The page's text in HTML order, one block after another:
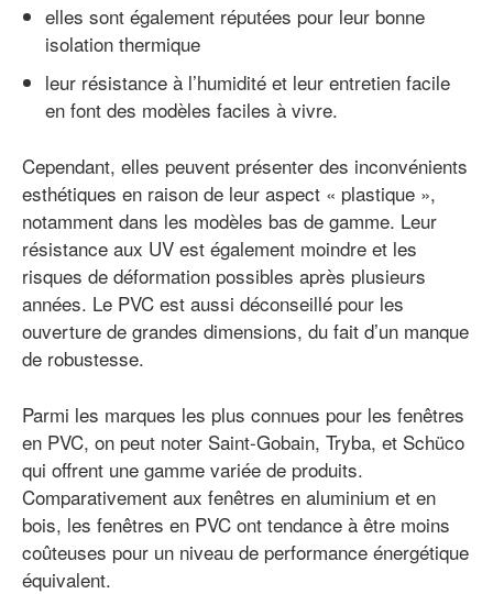
elles sont également réputées pour leur bonne
isolation thermique
leur résistance à l’humidité et leur entretien facile
en font des modèles faciles à vivre.
Cependant, elles peuvent présenter des inconvénients
esthétiques en raison de leur aspect « plastique »,
notamment dans les modèles bas de gamme. Leur
résistance aux UV est également moindre et les
risques de déformation possibles après plusieurs
années. Le PVC est aussi déconseillé pour les
ouverture de grandes dimensions, du fait d’un manque
de robustesse.
Parmi les marques les plus connues pour les fenêtres
en PVC, on peut noter Saint-Gobain, Tryba, et Schüco
qui offrent une gamme variée de produits.
Comparativement aux fenêtres en aluminium et en
bois, les fenêtres en PVC ont tendance à être moins
coûteuses pour un niveau de performance énergétique
équivalent.